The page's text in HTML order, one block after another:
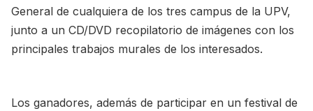
General de cualquiera de los tres campus de la UPV,
junto a un CD/DVD recopilatorio de imágenes con los
principales trabajos murales de los interesados.
Los ganadores, además de participar en un festival de